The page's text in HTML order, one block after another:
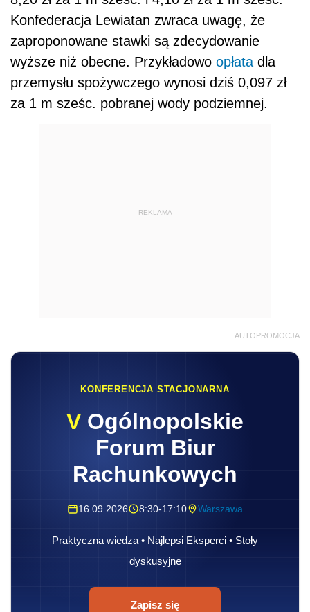
Konfederacja Lewiatan zwraca uwagę, że
zaproponowane stawki są zdecydowanie
wyższe niż obecne. Przykładowo opłatadla
przemysłu spożywczego wynosi dziś 0,097 zł
za 1 m sześc. pobranej wody podziemnej.
REKLAMA
AUTOPROMOCJA
KONFERENCJA STACJONARNA
V Ogólnopolskie
Forum Biur
Rachunkowych
16.09.2026 8:30-17:10 Warszawa
Praktyczna wiedza • Najlepsi Eksperci • Stoły
dyskusyjne
Zapisz się